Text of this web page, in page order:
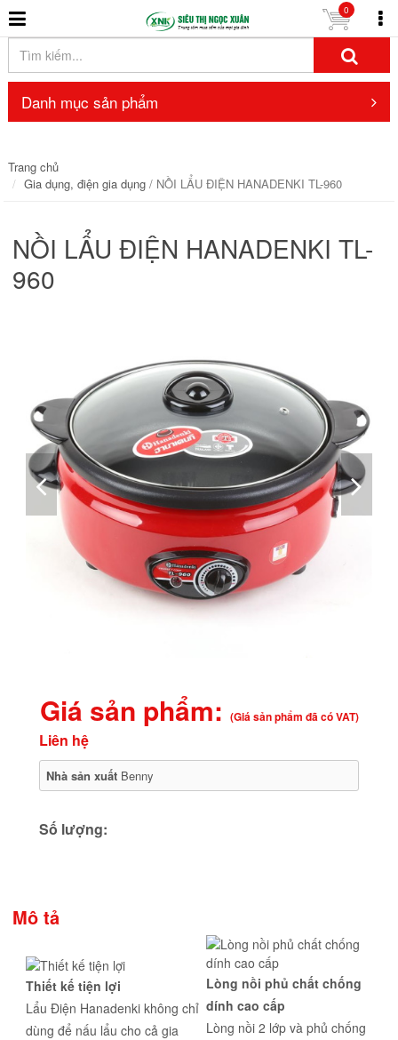
0
Danh mục sản phẩm
Trang chủ
Gia dụng, điện gia dụng/ NỒI LẨU ĐIỆN HANADENKI TL-960
NỒI LẨU ĐIỆN HANADENKI TL-
960
Giá sản phẩm: (Giá sản phẩm đã có VAT)
Liên hệ
Nhà sản xuất Benny
Số lượng:
Mô tả
Thiết kế tiện lợi
Lẩu Điện Hanadenki không chỉ
dùng để nấu lẩu cho cả gia
Lòng nồi phủ chất chống
dính cao cấp
Lòng nồi 2 lớp và phủ chống